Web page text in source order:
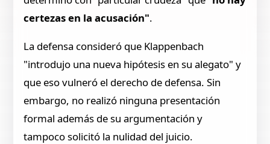
certezas en la acusación".
La defensa consideró que Klappenbach
"introdujo una nueva hipótesis en su alegato" y
que eso vulneró el derecho de defensa. Sin
embargo, no realizó ninguna presentación
formal además de su argumentación y
tampoco solicitó la nulidad del juicio.